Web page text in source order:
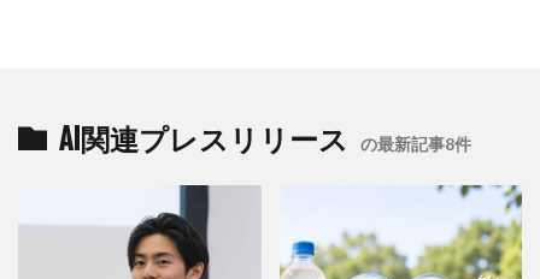
AI関連プレスリリース の最新記事8件